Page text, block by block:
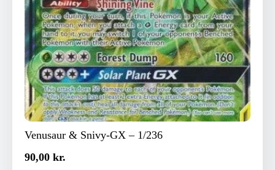
Venusaur & Snivy-GX – 1/236
90,00 kr.